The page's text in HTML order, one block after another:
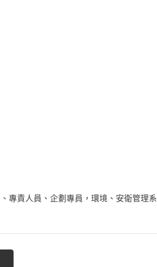
專責人員、企劃專員，環境、安衛管理系